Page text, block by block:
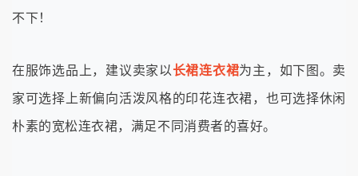
不下！
在服饰选品上，建议卖家以 长裙连衣裙为主，如下图。卖
家可选择上新偏向活泼风格的印花连衣裙，也可选择休闲
朴素的宽松连衣裙，满足不同消费者的喜好。